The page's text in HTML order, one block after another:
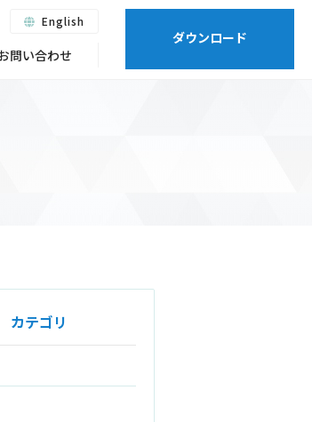
カテゴリ
ダウンロード
English
問い合わせ